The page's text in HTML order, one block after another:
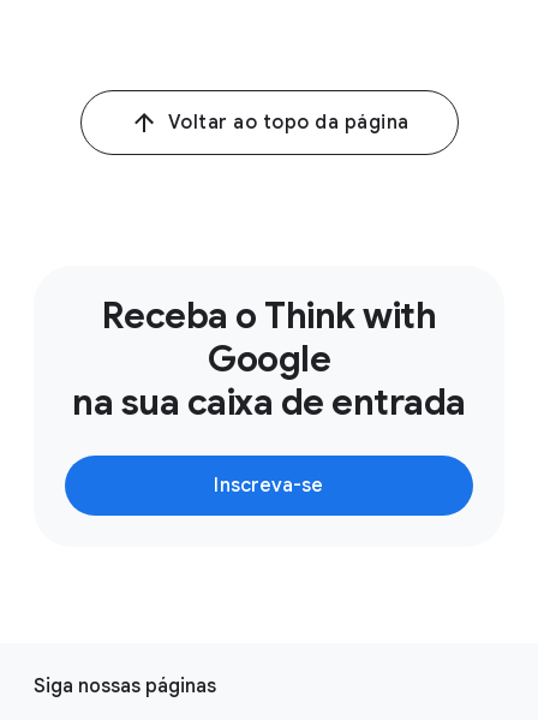
Voltar ao topo da página
Receba o Think with
Google
na sua caixa de entrada
Inscreva-se
Siga nossas páginas